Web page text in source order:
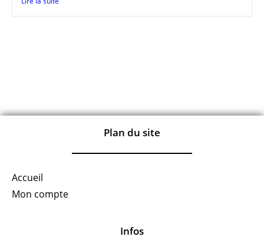
Plan du site
Accueil
Mon compte
Infos